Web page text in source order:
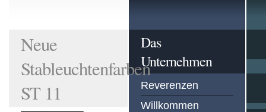
Neue
Stableuchtenfarben
ST 11
Das
Unternehmen
Reverenzen
Willkommen